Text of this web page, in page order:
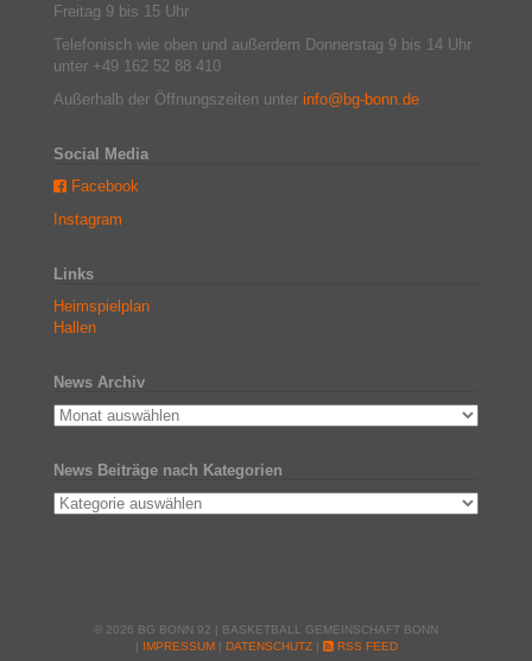
Freitag 9 bis 15 Uhr
Telefonisch wie oben und außerdem Donnerstag 9 bis 14 Uhr
unter +49 162 52 88 410
Außerhalb der Öffnungszeiten unter info@bg-bonn.de
Social Media
Facebook
Instagram
Links
Heimspielplan
Hallen
News Archiv
News Beiträge nach Kategorien
© 2026 BG BONN 92 | BASKETBALL GEMEINSCHAFT BONN
| IMPRESSUM| DATENSCHUTZ| RSS FEED